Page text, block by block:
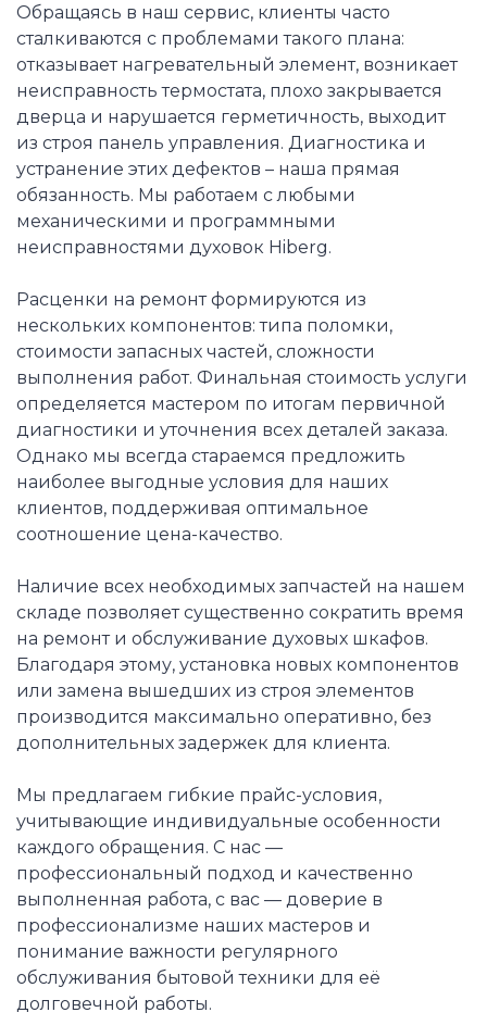
Обращаясь в наш сервис, клиенты часто
сталкиваются с проблемами такого плана:
отказывает нагревательный элемент, возникает
неисправность термостата, плохо закрывается
дверца и нарушается герметичность, выходит
из строя панель управления. Диагностика и
устранение этих дефектов – наша прямая
обязанность. Мы работаем с любыми
механическими и программными
неисправностями духовок Hiberg.
Расценки на ремонт формируются из
нескольких компонентов: типа поломки,
стоимости запасных частей, сложности
выполнения работ. Финальная стоимость услуги
определяется мастером по итогам первичной
диагностики и уточнения всех деталей заказа.
Однако мы всегда стараемся предложить
наиболее выгодные условия для наших
клиентов, поддерживая оптимальное
соотношение цена-качество.
Наличие всех необходимых запчастей на нашем
складе позволяет существенно сократить время
на ремонт и обслуживание духовых шкафов.
Благодаря этому, установка новых компонентов
или замена вышедших из строя элементов
производится максимально оперативно, без
дополнительных задержек для клиента.
Мы предлагаем гибкие прайс-условия,
учитывающие индивидуальные особенности
каждого обращения. С нас —
профессиональный подход и качественно
выполненная работа, с вас — доверие в
профессионализме наших мастеров и
понимание важности регулярного
обслуживания бытовой техники для её
долговечной работы.